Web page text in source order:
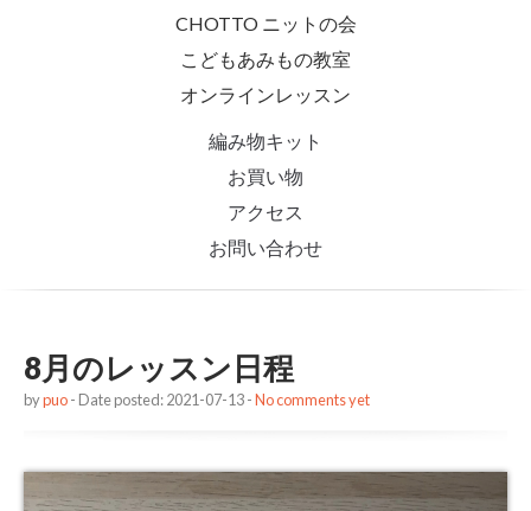
CHOTTO ニットの会
こどもあみもの教室
オンラインレッスン
編み物キット
お買い物
アクセス
お問い合わせ
8月のレッスン日程
bypuo- Date posted: 2021-07-13 -No comments yet